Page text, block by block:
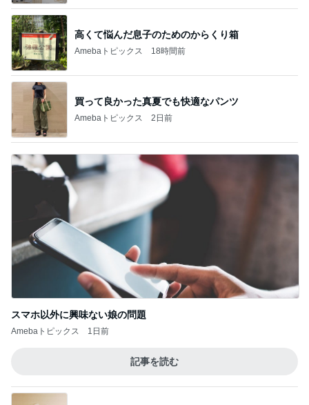
高くて悩んだ息子のためのからくり箱
Amebaトピックス 18時間前
買って良かった真夏でも快適なパンツ
Amebaトピックス 2日前
スマホ以外に興味ない娘の問題
Amebaトピックス 1日前
記事を読む